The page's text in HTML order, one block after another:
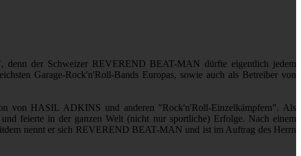
der Schweizer REVEREND BEAT-MAN dürfte eigentlich jedem
Garage-Rock'n'Roll-Bands Europas, sowie auch als Betreiber von
von HASIL ADKINS und anderen "Rock'n'Roll-Einzelkämpfern". Als
feierte in der ganzen Welt (nicht nur sportliche) Erfolge. Nach einem
nennt er sich REVEREND BEAT-MAN und ist im Auftrag des Herrn